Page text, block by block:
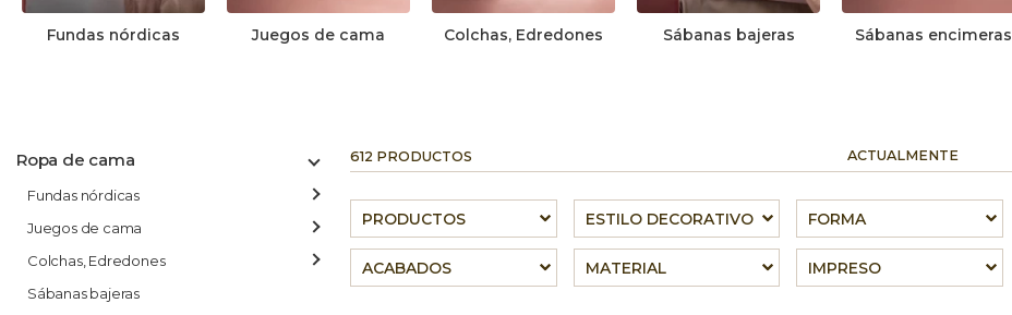
Fundas nórdicas Juegos de cama Colchas, Edredones Sábanas bajeras Sábanas encimeras
Ropa de cama
Fundas nórdicas
Juegos de cama
Colchas, Edredones
Sábanas bajeras
612 PRODUCTOS ACTUALMENTE
PRODUCTOS ESTILO DECORATIVO FORMA
ACABADOS MATERIAL IMPRESO